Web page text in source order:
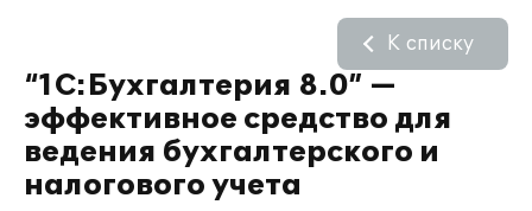
“1С:Бухгалтерия 8.0” —
эффективное средство для
ведения бухгалтерского и
налогового учета
К списку